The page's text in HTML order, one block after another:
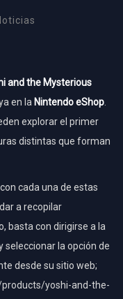
and the Mysterious
en la Nintendo eShop
explorar el primer
distintas que forman
cada una de estas
a recopilar
basta con dirigirse a la
seleccionar la opción de
desde su sitio web;
yoshi-and-the-